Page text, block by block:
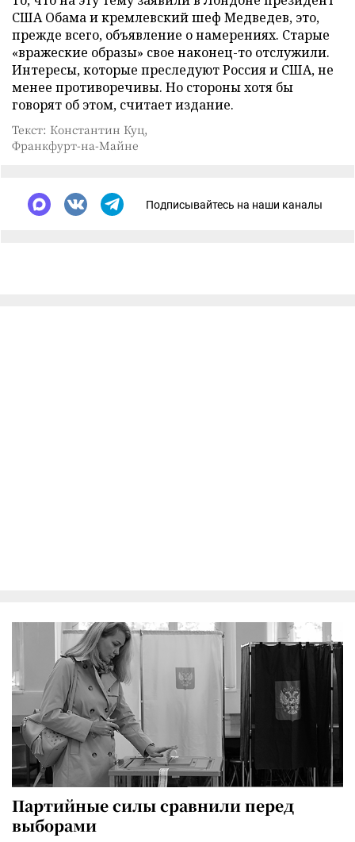
США Обама и кремлевский шеф Медведев, это,
прежде всего, объявление о намерениях. Старые
«вражеские образы» свое наконец-то отслужили.
Интересы, которые преследуют Россия и США, не
менее противоречивы. Но стороны хотя бы
говорят об этом, считает издание.
Текст: Константин Куц,
Франкфурт-на-Майне
Подписывайтесь на наши каналы
Партийные силы сравнили перед
выборами